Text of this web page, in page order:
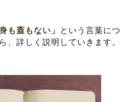
身も蓋もない」
という言葉につ
、詳しく説明していきます。